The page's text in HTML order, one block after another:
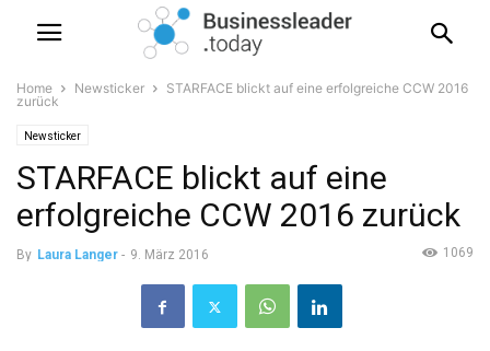
Home Newsticker
STARFACE blickt auf eine erfolgreiche CCW 2016
zurück
Newsticker
STARFACE blickt auf eine
erfolgreiche CCW 2016 zurück
By Laura Langer - 9. März 2016 1069